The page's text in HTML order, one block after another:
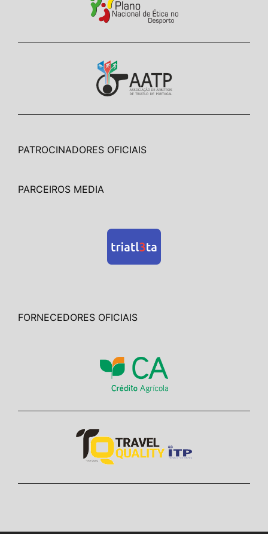
PATROCINADORES OFICIAIS
PARCEIROS MEDIA
FORNECEDORES OFICIAIS